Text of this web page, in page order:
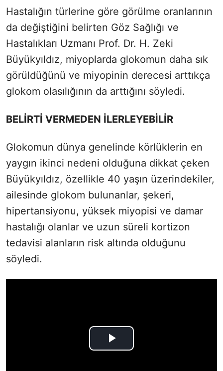
Hastalığın türlerine göre görülme oranlarının
da değiştiğini belirten Göz Sağlığı ve
Hastalıkları Uzmanı Prof. Dr. H. Zeki
Büyükyıldız, miyoplarda glokomun daha sık
görüldüğünü ve miyopinin derecesi arttıkça
glokom olasılığının da arttığını söyledi.
BELİRTİ VERMEDEN İLERLEYEBİLİR
Glokomun dünya genelinde körlüklerin en
yaygın ikinci nedeni olduğuna dikkat çeken
Büyükyıldız, özellikle 40 yaşın üzerindekiler,
ailesinde glokom bulunanlar, şekeri,
hipertansiyonu, yüksek miyopisi ve damar
hastalığı olanlar ve uzun süreli kortizon
tedavisi alanların risk altında olduğunu
söyledi.